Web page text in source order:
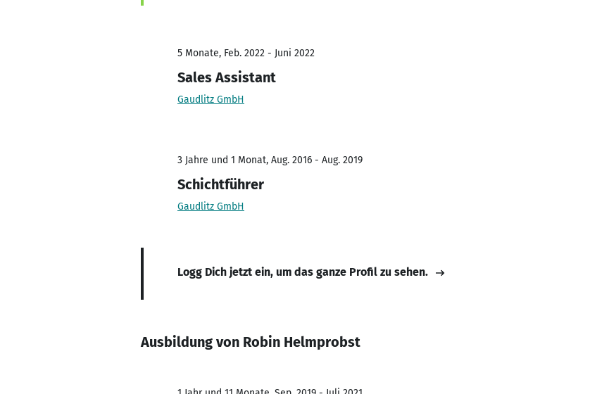
5 Monate, Feb. 2022 - Juni 2022
Sales Assistant
Gaudlitz GmbH
3 Jahre und 1 Monat, Aug. 2016 - Aug. 2019
Schichtführer
Gaudlitz GmbH
Logg Dich jetzt ein, um das ganze Profil zu sehen.
Ausbildung von Robin Helmprobst